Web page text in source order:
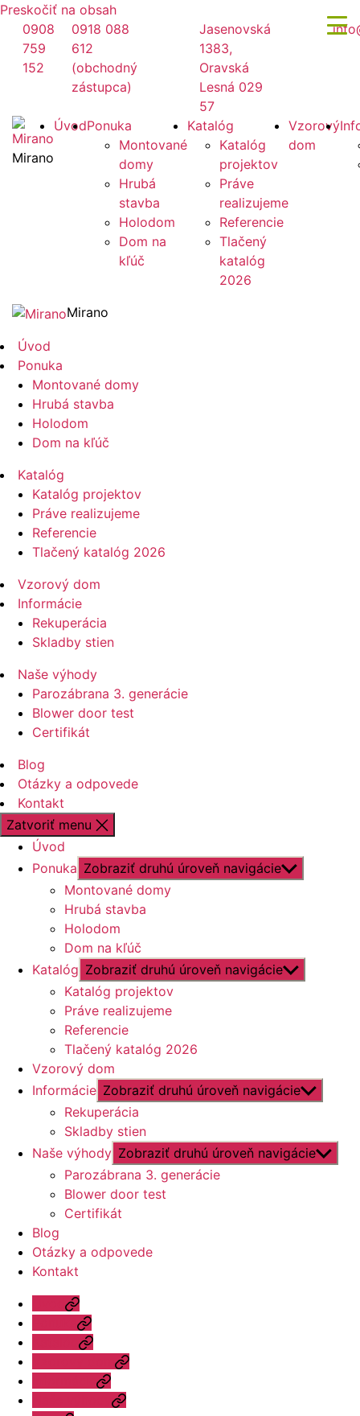
Preskočiť na obsah
0908
759
152
0918 088
612
(obchodný
zástupca)
Jasenovská
1383,
Oravská
Lesná 029
57
Mirano
ÚvodPonuka
Montované
domy
Hrubá
stavba
Holodom
Dom na
kľúč
Katalóg
Katalóg
projektov
Práve
realizujeme
Referencie
Tlačený
katalóg
2026
Vzorový
dom
Mirano
Úvod
Ponuka
Montované domy
Hrubá stavba
Holodom
Dom na kľúč
Katalóg
Katalóg projektov
Práve realizujeme
Referencie
Tlačený katalóg 2026
Vzorový dom
Informácie
Rekuperácia
Skladby stien
Naše výhody
Parozábrana 3. generácie
Blower door test
Certifikát
Blog
Otázky a odpovede
Kontakt
Zatvoriť menu
Úvod
Ponuka Zobraziť druhú úroveň navigácie
Montované domy
Hrubá stavba
Holodom
Dom na kľúč
Katalóg Zobraziť druhú úroveň navigácie
Katalóg projektov
Práve realizujeme
Referencie
Tlačený katalóg 2026
Vzorový dom
Informácie Zobraziť druhú úroveň navigácie
Rekuperácia
Skladby stien
Naše výhody Zobraziť druhú úroveň navigácie
Parozábrana 3. generácie
Blower door test
Certifikát
Blog
Otázky a odpovede
Kontakt